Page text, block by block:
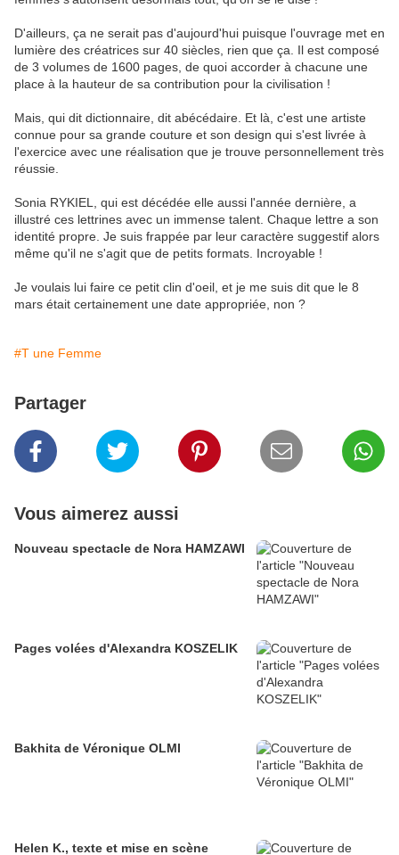
D'ailleurs, ça ne serait pas d'aujourd'hui puisque l'ouvrage met en
lumière des créatrices sur 40 siècles, rien que ça. Il est composé
de 3 volumes de 1600 pages, de quoi accorder à chacune une
place à la hauteur de sa contribution pour la civilisation !
Mais, qui dit dictionnaire, dit abécédaire. Et là, c'est une artiste
connue pour sa grande couture et son design qui s'est livrée à
l'exercice avec une réalisation que je trouve personnellement très
réussie.
Sonia RYKIEL, qui est décédée elle aussi l'année dernière, a
illustré ces lettrines avec un immense talent. Chaque lettre a son
identité propre. Je suis frappée par leur caractère suggestif alors
même qu'il ne s'agit que de petits formats. Incroyable !
Je voulais lui faire ce petit clin d'oeil, et je me suis dit que le 8
mars était certainement une date appropriée, non ?
#T une Femme
Partager
Vous aimerez aussi
Nouveau spectacle de Nora HAMZAWI
Pages volées d'Alexandra KOSZELIK
Bakhita de Véronique OLMI
Helen K., texte et mise en scène